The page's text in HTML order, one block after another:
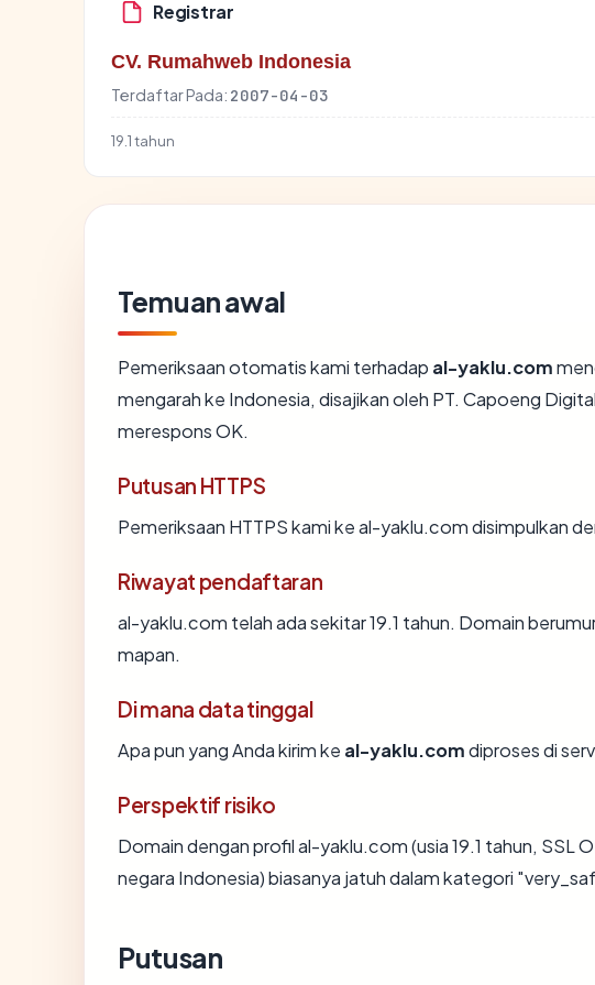
Registrar
CV. Rumahweb Indonesia
Terdaftar Pada: 2007-04-03
19.1 tahun
Temuan awal
Pemeriksaan otomatis kami terhadap al-yaklu.com
mengarah ke Indonesia, disajikan oleh PT. Capoeng
merespons OK.
Putusan HTTPS
Pemeriksaan HTTPS kami ke al-yaklu.com disimpulkan
Riwayat pendaftaran
al-yaklu.com telah ada sekitar 19.1 tahun. Domain
mapan.
Di mana data tinggal
Apa pun yang Anda kirim ke al-yaklu.comdiproses di
Perspektif risiko
Domain dengan profil al-yaklu.com (usia 19.1 tahun, SSL
negara Indonesia) biasanya jatuh dalam kategori
Putusan